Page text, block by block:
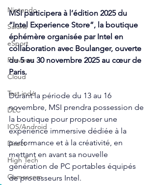
Nintendo
Salons
eSport
Previews
Cloud
Test indé
DLC
IOS/Android
Direct
High Tech
Gamescom
MSI participera à l’édition 2025 du
“Intel Experience Store”, la boutique
éphémère organisée par Intel en
collaboration avec Boulanger, ouverte
du 5 au 30 novembre 2025 au cœur de
Paris.
Durant la période du 13 au 16
novembre, MSI prendra possession de
la boutique pour proposer une
expérience immersive dédiée à la
performance et à la créativité, en
mettant en avant sa nouvelle
génération de PC portables équipés
de processeurs Intel.